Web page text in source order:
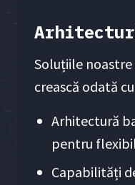
Soluțiile noastre
crească odată
Arhitectură
pentru
Capabilități